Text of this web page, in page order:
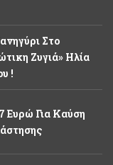
Στο
Ζυγιά» Ηλία
!
Ευρώ Για Καύση